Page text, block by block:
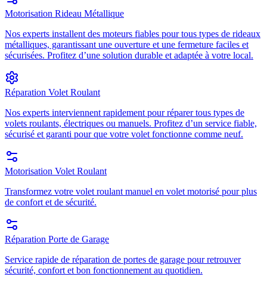
Motorisation Rideau Métallique
Nos experts installent des moteurs fiables pour tous types de rideaux
métalliques, garantissant une ouverture et une fermeture faciles et
sécurisées. Profitez d’une solution durable et adaptée à votre local.
Réparation Volet Roulant
Nos experts interviennent rapidement pour réparer tous types de
volets roulants, électriques ou manuels. Profitez d’un service fiable,
sécurisé et garanti pour que votre volet fonctionne comme neuf.
Motorisation Volet Roulant
Transformez votre volet roulant manuel en volet motorisé pour plus
de confort et de sécurité.
Réparation Porte de Garage
Service rapide de réparation de portes de garage pour retrouver
sécurité, confort et bon fonctionnement au quotidien.